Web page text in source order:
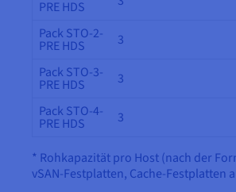
PRE HDS
Pack STO-2-
PRE HDS 3
Pack STO-3-
PRE HDS 3
Pack STO-4-
PRE HDS 3
* Rohkapazität pro Host (nach der
vSAN-Festplatten, Cache-Festplatten